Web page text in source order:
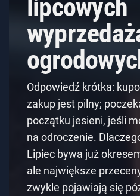
lipcowych
Odpowiedź krótka:
zakup jest pilny;
początku jesieni, jeśli
na odroczenie.
Lipiec bywa już
ale największe
zwykle pojawiają się